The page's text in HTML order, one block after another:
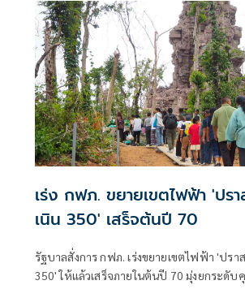
เร่ง กฟภ. ขยายเขตไฟฟ้า 'ปร
เนิน 350' เสร็จต้นปี 70
รัฐบาลสั่งการ กฟภ. เร่งขยายเขตไฟฟ้า 'ปร
350' ให้แล้วเสร็จภายในต้นปี 70 มุ่งยกระดั